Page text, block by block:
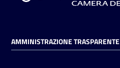
AMMINISTRAZIONE TRASPARENTE